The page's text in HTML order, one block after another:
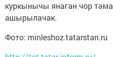
куркынычы янаган чор
ашырылачак.
Фото: minleshoz.tatarstan.ru